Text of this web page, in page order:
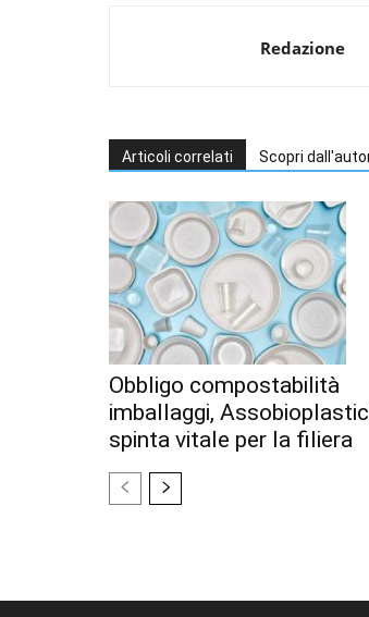
Redazione
Articoli correlati Scopri
Obbligo compostabilità
imballaggi,
spinta vitale per la filiera